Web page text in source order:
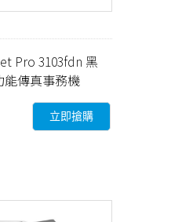
Pro 3103fdn 黑
能傳真事務機
立即搶購